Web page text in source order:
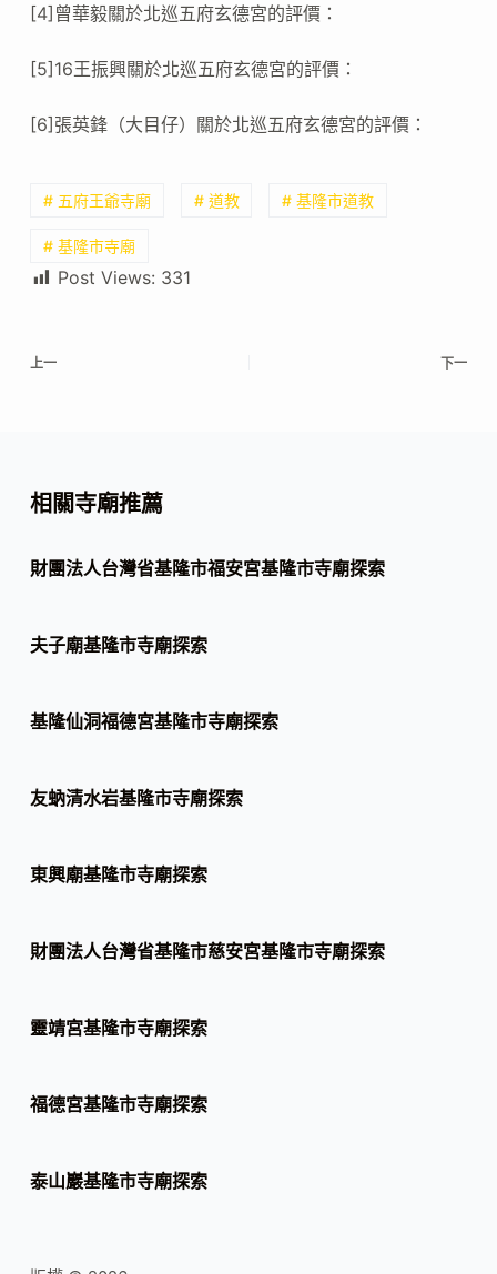
[4]曾華毅關於北巡五府玄德宮的評價：
[5]16王振興關於北巡五府玄德宮的評價：
[6]張英鋒（大目仔）關於北巡五府玄德宮的評價：
# 五府王爺寺廟 # 道教 # 基隆市道教
# 基隆市寺廟
Post Views: 331
上一 下一
相關寺廟推薦
財團法人台灣省基隆市福安宮基隆市寺廟探索
夫子廟基隆市寺廟探索
基隆仙洞福德宮基隆市寺廟探索
友蚋清水岩基隆市寺廟探索
東興廟基隆市寺廟探索
財團法人台灣省基隆市慈安宮基隆市寺廟探索
靈靖宮基隆市寺廟探索
福德宮基隆市寺廟探索
泰山巖基隆市寺廟探索